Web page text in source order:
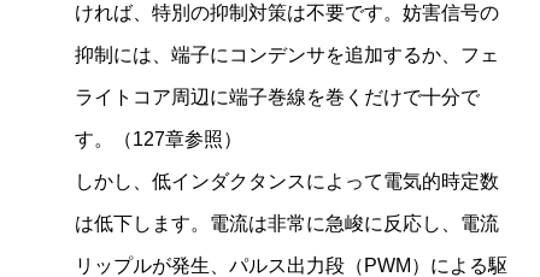
ければ、特別の抑制対策は不要です。妨害信号の
抑制には、端子にコンデンサを追加するか、フェ
ライトコア周辺に端子巻線を巻くだけで十分で
す。（127章参照）
しかし、低インダクタンスによって電気的時定数
は低下します。電流は非常に急峻に反応し、電流
リップルが発生、パルス出力段（PWM）による駆